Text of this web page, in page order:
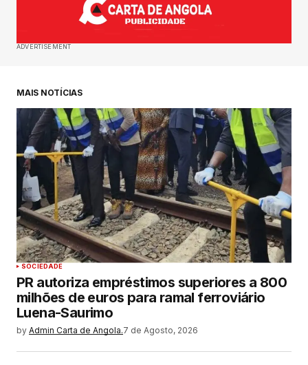
ADVERTISEMENT
MAIS NOTÍCIAS
SOCIEDADE
PR autoriza empréstimos superiores a 800
milhões de euros para ramal ferroviário
Luena-Saurimo
by Admin Carta de Angola.7 de Agosto, 2026